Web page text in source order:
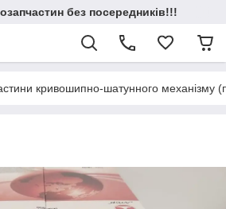
без посередників!!!
кривошипно-шатунного механізму